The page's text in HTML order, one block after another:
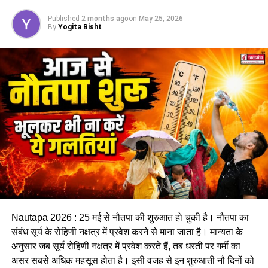
के साथ बीते 11 दिनों में कुल 6 रुपये प्रति किलोग्राम तक कीमत बढ़ चुकी
है।
इस बढ़ोतरी का सबसे अधिक असर दिल्ली-एनसीआर क्षेत्र पर पड़ सकता
है, जहां बड़ी संख्या में ऑटो, टैक्सी, स्कूल वाहन और निजी गाड़ियां सीएनजी
आने वाले दिनों में रोजमर्रा के इस्तेमाल की
चीजें हो सकती हैं महंगी
Published 2 months agoon May 25, 2026
By Yogita Bisht
Nautapa 2026 : 25 मई से नौतपा की शुरुआत हो चुकी है। नौतपा का
संबंध सूर्य के रोहिणी नक्षत्र में प्रवेश करने से माना जाता है। मान्यता के
अनुसार जब सूर्य रोहिणी नक्षत्र में प्रवेश करते हैं, तब धरती पर गर्मी का
असर सबसे अधिक महसूस होता है। इसी वजह से इन शुरुआती नौ दिनों को